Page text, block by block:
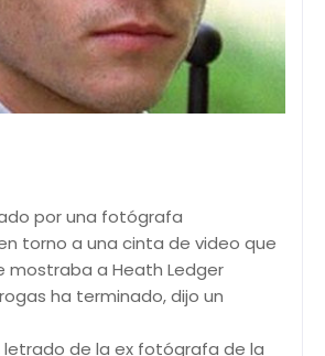
por una fotógrafa
torno a una cinta de video que
mostraba a Heath Ledger
ha terminado, dijo un
letrado de la ex fotógrafa de la